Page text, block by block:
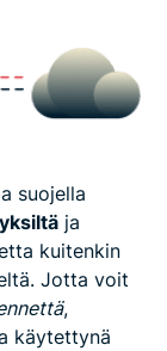
suojella
ja
kuitenkin
Jotta voit
,
käytettynä